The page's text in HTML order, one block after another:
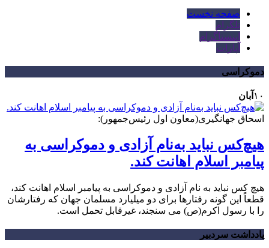
صفحه نخست
تلگرام
اینستاگرام
آپارات
دموکراسی
۱۰ آبان
اسحاق جهانگیری(معاون اول رئیس‌جمهور):
هیچ‌کس نباید به‌نام آزادی و دموکراسی به
پیامبر اسلام اهانت کند.
هیچ کس نباید به نام آزادی و دموکراسی به پیامبر اسلام اهانت کند،
قطعاً این گونه رفتارها برای دو میلیارد مسلمان جهان که رفتارشان
را با رسول اکرم(ص) می سنجند، غیرقابل تحمل است.
یادداشت سردبیر